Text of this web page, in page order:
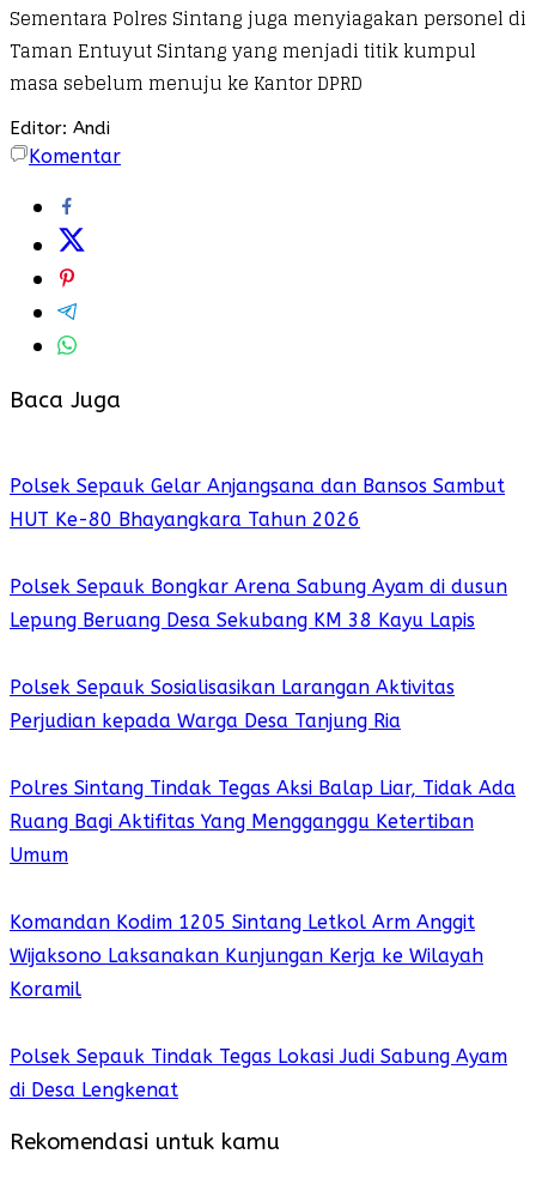
Sementara Polres Sintang juga menyiagakan personel di
Taman Entuyut Sintang yang menjadi titik kumpul
masa sebelum menuju ke Kantor DPRD
Editor: Andi
Komentar
Baca Juga
Polsek Sepauk Gelar Anjangsana dan Bansos Sambut
HUT Ke-80 Bhayangkara Tahun 2026
Polsek Sepauk Bongkar Arena Sabung Ayam di dusun
Lepung Beruang Desa Sekubang KM 38 Kayu Lapis
Polsek Sepauk Sosialisasikan Larangan Aktivitas
Perjudian kepada Warga Desa Tanjung Ria
Polres Sintang Tindak Tegas Aksi Balap Liar, Tidak Ada
Ruang Bagi Aktifitas Yang Mengganggu Ketertiban
Umum
Komandan Kodim 1205 Sintang Letkol Arm Anggit
Wijaksono Laksanakan Kunjungan Kerja ke Wilayah
Koramil
Polsek Sepauk Tindak Tegas Lokasi Judi Sabung Ayam
di Desa Lengkenat
Rekomendasi untuk kamu